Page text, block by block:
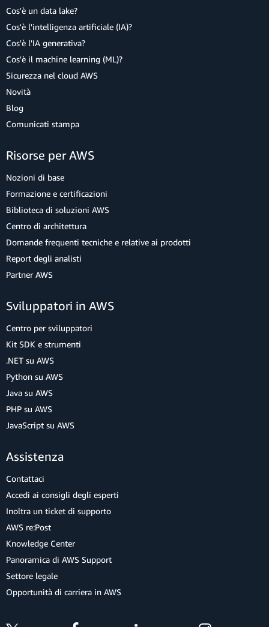
Cos'è un data lake?
Cos'è l'intelligenza artificiale (IA)?
Cos'è l'IA generativa?
Cos'è il machine learning (ML)?
Sicurezza nel cloud AWS
Novità
Blog
Comunicati stampa
Risorse per AWS
Nozioni di base
Formazione e certificazioni
Biblioteca di soluzioni AWS
Centro di architettura
Domande frequenti tecniche e relative ai prodotti
Report degli analisti
Partner AWS
Sviluppatori in AWS
Centro per sviluppatori
Kit SDK e strumenti
.NET su AWS
Python su AWS
Java su AWS
PHP su AWS
JavaScript su AWS
Assistenza
Contattaci
Accedi ai consigli degli esperti
Inoltra un ticket di supporto
AWS re:Post
Knowledge Center
Panoramica di AWS Support
Settore legale
Opportunità di carriera in AWS